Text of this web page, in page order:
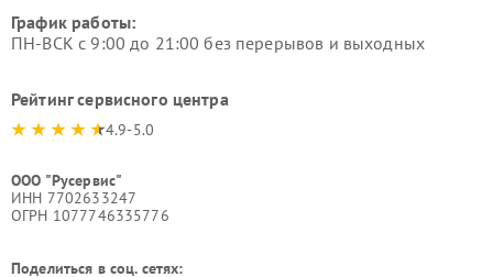
График работы:
ПН-ВСК с 9:00 до 21:00 без перерывов и выходных
Рейтинг сервисного центра
4.9-5.0
ООО "Русервис"
ИНН 7702633247
ОГРН 1077746335776
Поделиться в соц. сетях: